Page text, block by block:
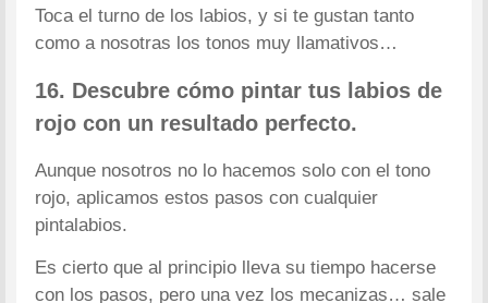
Toca el turno de los labios, y si te gustan tanto
como a nosotras los tonos muy llamativos…
16. Descubre cómo pintar tus labios de
rojo con un resultado perfecto.
Aunque nosotros no lo hacemos solo con el tono
rojo, aplicamos estos pasos con cualquier
pintalabios.
Es cierto que al principio lleva su tiempo hacerse
con los pasos, pero una vez los mecanizas… sale